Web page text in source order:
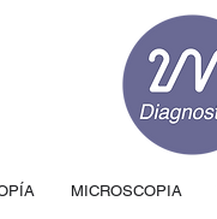
MICROSCOPIA